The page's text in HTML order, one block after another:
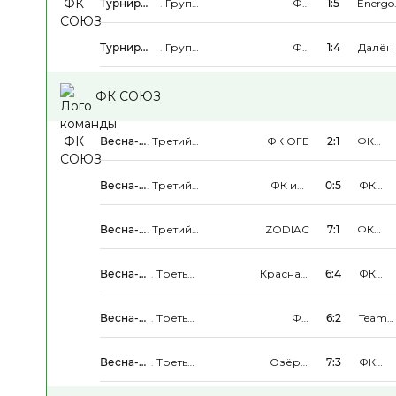
Турнир
Памяти
. Группа
ФК
1:5
Energo
Турнир
. Группа
ФК
1:4 Далён
ФК СОЮЗ
Весна-
Лето
. Третий
ФК ОГЕ 2:1
ФК
Весна-
. Третий
ФК им.
0:5
ФК
Весна-
. Третий
ZODIAC 7:1
ФК
Весна-
.Третья
Красная
6:4
ФК
Весна-
.Третья
ФК
6:2
Team
Весна-
.Третья
Озёры
7:3
ФК